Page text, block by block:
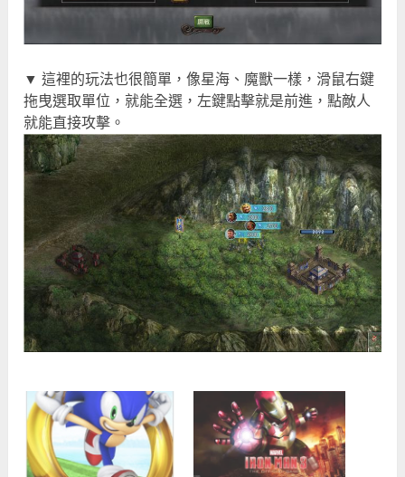
▼ 這裡的玩法也很簡單，像星海、魔獸一樣，滑鼠右鍵
拖曳選取單位，就能全選，左鍵點擊就是前進，點敵人
就能直接攻擊。